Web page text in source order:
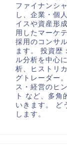
ファイナンシ
し、企業・個
イスや資産形
用したマーケ
採用のコンサ
ます。 投資歴
ル分析を中心
析、ヒストリ
グトレーダー
ス・経営のヒ
ト など、多角
いきます。 ど
します。